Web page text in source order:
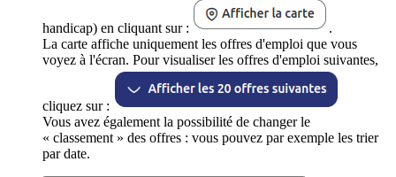
handicap) en cliquant sur :
.
La carte affiche uniquement les offres d'emploi que vous
voyez à l'écran. Pour visualiser les offres d'emploi suivantes,
cliquez sur :
Vous avez également la possibilité de changer le
« classement » des offres : vous pouvez par exemple les trier
par date.